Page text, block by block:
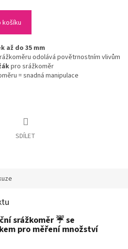
košíku
až do 35 mm
odolává povětrnostním vlivům
pro srážkoměr
= snadná manipulace
SDÍLET
srážkoměr ☔ se
pro měření množství